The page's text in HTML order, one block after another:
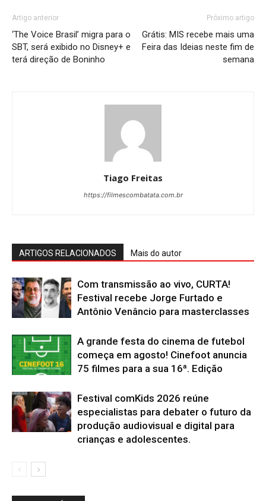
Artigo anterior
‘The Voice Brasil’ migra para o
SBT, será exibido no Disney+ e
terá direção de Boninho
Próximo artigo
Grátis: MIS recebe mais uma
Feira das Ideias neste fim de
semana
Tiago Freitas
https://filmescombatata.com.br
ARTIGOS RELACIONADOS Mais do autor
Com transmissão ao vivo, CURTA!
Festival recebe Jorge Furtado e
Antônio Venâncio para masterclasses
A grande festa do cinema de futebol
começa em agosto! Cinefoot anuncia
75 filmes para a sua 16ª. Edição
Festival comKids 2026 reúne
especialistas para debater o futuro da
produção audiovisual e digital para
crianças e adolescentes.